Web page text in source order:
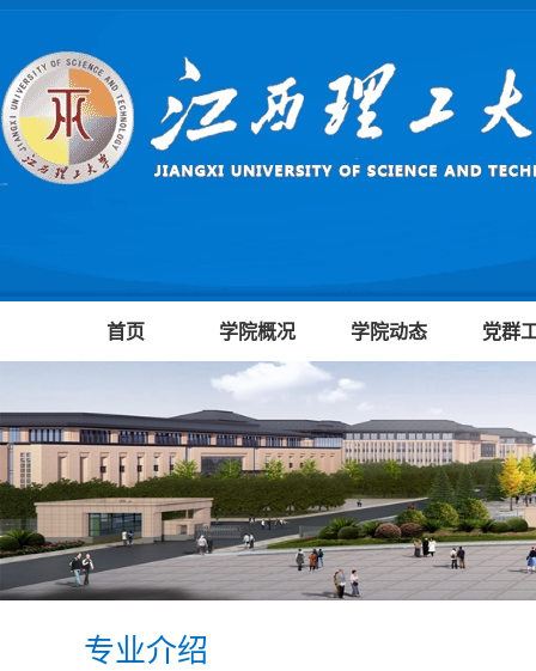
首页 学院概况 学院动态 党群
专业介绍